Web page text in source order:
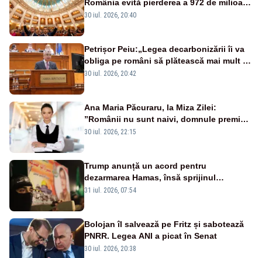
România evită pierderea a 972 de milioane
de euro din PNRR
30 iul. 2026, 20:40
Petrișor Peiu:„Legea decarbonizării îi va
obliga pe români să plătească mai mult și
să stea în frig. AUR a votat împotrivă”
30 iul. 2026, 20:42
Ana Maria Păcuraru, la Miza Zilei:
”Românii nu sunt naivi, domnule premier
Bolojan”
30 iul. 2026, 22:15
Trump anunță un acord pentru
dezarmarea Hamas, însă sprijinul
Israelului rămâne incert
31 iul. 2026, 07:54
Bolojan îl salvează pe Fritz și sabotează
PNRR. Legea ANI a picat în Senat
30 iul. 2026, 20:38